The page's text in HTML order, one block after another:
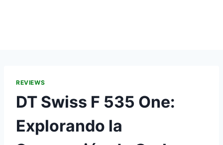
REVIEWS
DT Swiss F 535 One:
Explorando la